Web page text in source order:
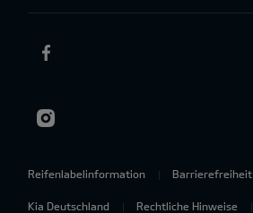
Reifenlabelinformation Barrierefreiheit
Kia Deutschland Rechtliche Hinweise